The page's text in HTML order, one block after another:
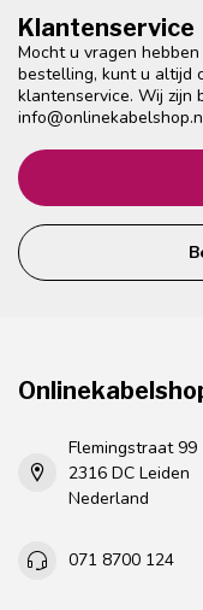
Klantenservice
Mocht u vragen
bestelling, kunt u altijd
klantenservice. Wij zijn
Flemingstraat 99
2316 DC Leiden
Nederland
071 8700 124